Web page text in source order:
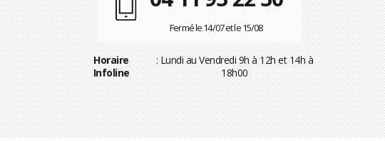
Fermé le 14/07 et le 15/08
Horaire
Infoline
: Lundi au Vendredi 9h à 12h et 14h à
18h00